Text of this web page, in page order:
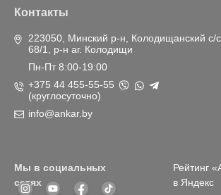
Контакты
223050, Минский р-н, Колодищанский с/с,
68/1, р-н аг. Колодищи
Пн-Пт 8:00-19:00
+375 44 455-55-55
(круглосуточно)
info@ankar.by
Мы в социальных
сетях
Рейтинг
в Яндекс